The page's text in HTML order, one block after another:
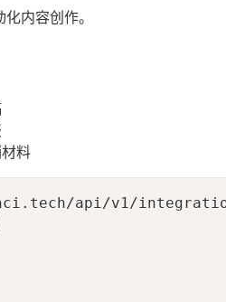
内容创作。
料
api/v1/